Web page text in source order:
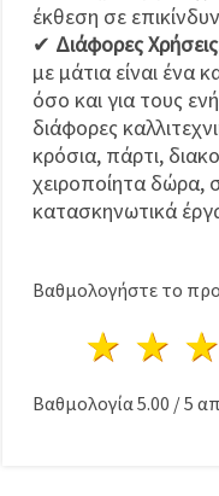
έκθεση σε
✔ Διάφορες Χρήσεις
με μάτια είναι ένα
όσο και για τους
διάφορες
κρόσια, πάρτι,
χειροποίητα δώρα,
κατασκηνωτικά
Βαθμολογήστε το
2
1
Βαθμολογία 5.00 /5